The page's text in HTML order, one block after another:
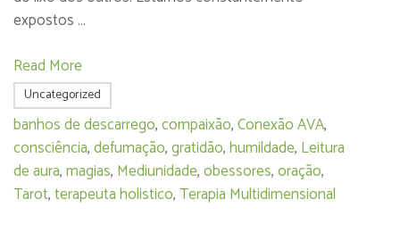
expostos …
Read More
Uncategorized
banhos de descarrego,compaixão,Conexão AVA,
consciência,defumação,gratidão,humildade, Leitura
de aura,magias, Mediunidade,obessores,oração,
Tarot,terapeuta holistico,Terapia Multidimensional